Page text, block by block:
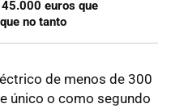
euros que
no tanto
de menos de 300
único o como segundo